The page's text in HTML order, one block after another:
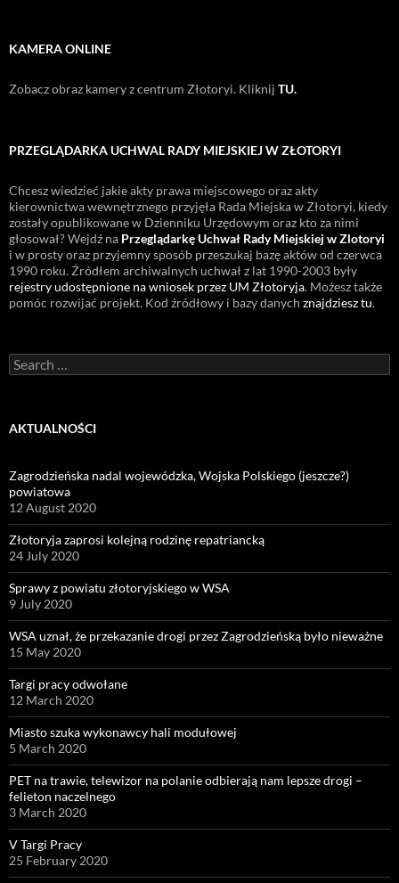
KAMERA ONLINE
Zobacz obraz kamery z centrum Złotoryi. Kliknij TU.
PRZEGLĄDARKA UCHWAL RADY MIEJSKIEJ W ZŁOTORYI
Chcesz wiedzieć jakie akty prawa miejscowego oraz akty
kierownictwa wewnętrznego przyjęła Rada Miejska w Złotoryi, kiedy
zostały opublikowane w Dzienniku Urzędowym oraz kto za nimi
głosował? Wejdź na Przeglądarkę Uchwał Rady Miejskiej w Zlotoryi
i w prosty oraz przyjemny sposób przeszukaj bazę aktów od czerwca
1990 roku. Źródłem archiwalnych uchwał z lat 1990-2003 były
rejestry udostępnione na wniosek przez UM Złotoryja. Możesz także
pomóc rozwijać projekt. Kod źródłowy i bazy danych znajdziesz tu.
Search
for:
AKTUALNOŚCI
Zagrodzieńska nadal wojewódzka, Wojska Polskiego (jeszcze?)
powiatowa
12 August 2020
Złotoryja zaprosi kolejną rodzinę repatriancką
24 July 2020
Sprawy z powiatu złotoryjskiego w WSA
9 July 2020
WSA uznał, że przekazanie drogi przez Zagrodzieńską było nieważne
15 May 2020
Targi pracy odwołane
12 March 2020
Miasto szuka wykonawcy hali modułowej
5 March 2020
PET na trawie, telewizor na polanie odbierają nam lepsze drogi –
felieton naczelnego
3 March 2020
V Targi Pracy
25 February 2020